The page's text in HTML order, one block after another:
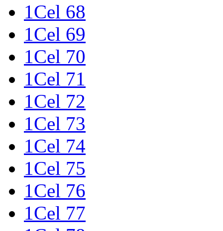
1Cel 68
1Cel 69
1Cel 70
1Cel 71
1Cel 72
1Cel 73
1Cel 74
1Cel 75
1Cel 76
1Cel 77